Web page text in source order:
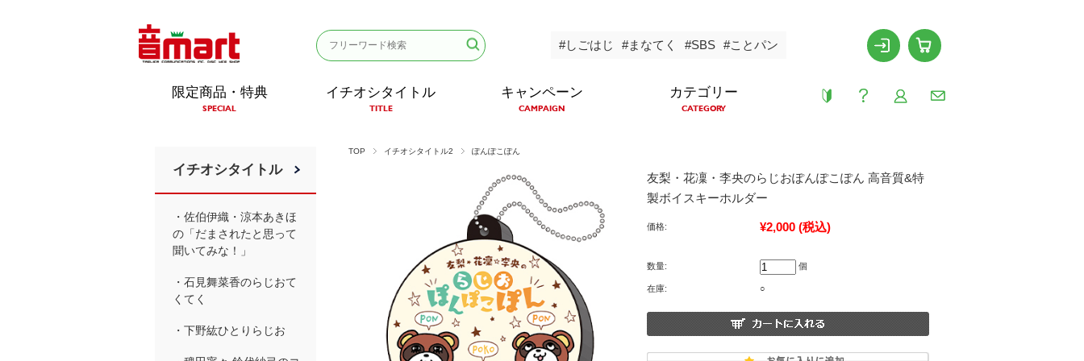
#しごはじ #まなてく #SBS #ことパン
限定商品・特典
SPECIAL
イチオシタイトル
TITLE
キャンペーン
CAMPAIGN
カテゴリー
CATEGORY
TOP イチオシタイトル2 ぽんぽこぽん
友梨・花凜・李央のらじおぽんぽこぽん 高音質&特
製ボイスキーホルダー
価格: ¥2,000 (税込)
数量: 個
在庫: ○
イチオシタイトル
・佐伯伊織・涼本あきほ
の「だまされたと思って
聞いてみな！」
・石見舞菜香のらじおて
くてく
・下野紘ひとりらじお